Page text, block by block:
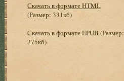
Скачать в формате HTML
(Размер: 331кб)
Скачать в формате EPUB (Размер:
275кб)